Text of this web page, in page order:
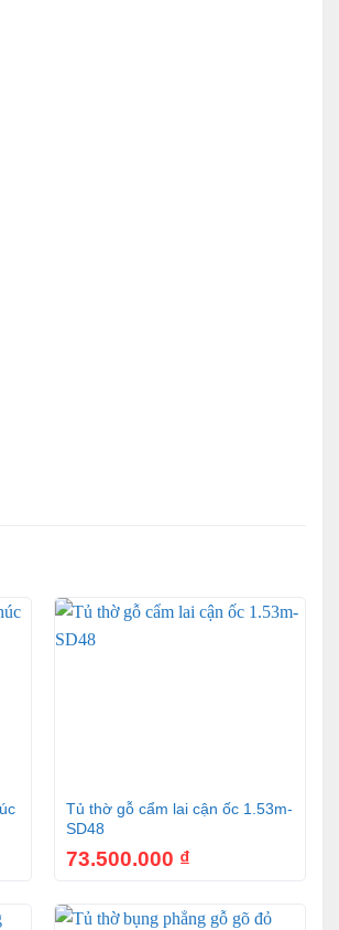
Tủ thờ gỗ cẩm lai cận ốc 1.53m-
SD48
73.500.000 ₫